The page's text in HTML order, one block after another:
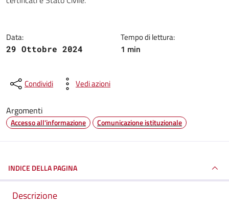
Data:
29 Ottobre 2024
Tempo di lettura:
1 min
Condividi Vedi azioni
Argomenti
Accesso all'informazione Comunicazione istituzionale
INDICE DELLA PAGINA
Descrizione